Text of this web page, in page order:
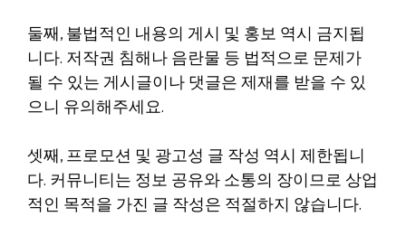
둘째, 불법적인 내용의 게시 및 홍보 역시 금지됩
니다. 저작권 침해나 음란물 등 법적으로 문제가
될 수 있는 게시글이나 댓글은 제재를 받을 수 있
으니 유의해주세요.
셋째, 프로모션 및 광고성 글 작성 역시 제한됩니
다. 커뮤니티는 정보 공유와 소통의 장이므로 상업
적인 목적을 가진 글 작성은 적절하지 않습니다.